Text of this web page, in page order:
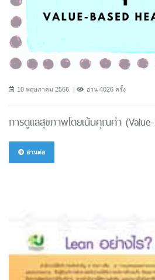
10 พฤษภาคม 2566 อ่าน 4026 ครั้ง
การดูแลสุขภาพโดยเน้นคุณค่า
อ่านต่อ